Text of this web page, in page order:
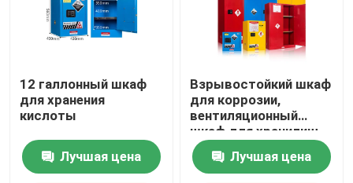
12 галлонный шкаф
для хранения
кислоты
Лучшая цена
Взрывостойкий шкаф
для коррозии,
вентиляционный
шкаф для хранилищ.
Лучшая цена